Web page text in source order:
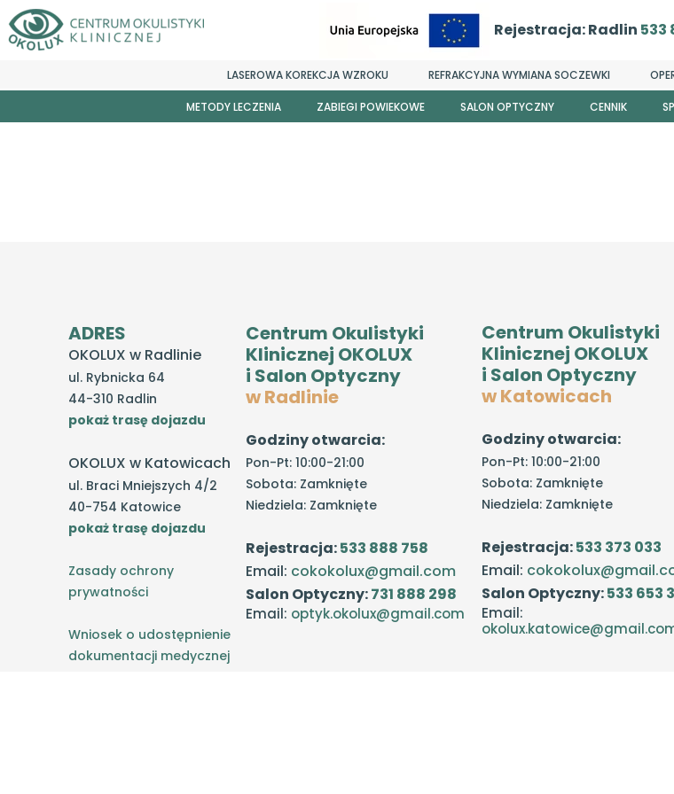
LASEROWA KOREKCJA WZROKU REFRAKCYJNA WYMIANA SOCZEWKI
Rejestracja: Radlin 533
METODY LECZENIA
Okulistyka dziecięca
Pierścienie śródrogówkowe INTACS
AMD
zobacz więcej...
ZABIEGI POWIEKOWE SALON OPTYCZNY CENNIK
Centrum Okulistyki
Klinicznej OKOLUX
i Salon Optyczny
w Radlinie
Godziny otwarcia:
Pon-Pt: 10:00-21:00
Sobota: Zamknięte
Niedziela: Zamknięte
Rejestracja:533 888 758
Email: cokokolux@gmail.com
Salon Optyczny:731 888 298
Email: optyk.okolux@gmail.com
ADRES
OKOLUX w Radlinie
ul. Rybnicka 64
44-310 Radlin
pokaż trasę dojazdu
OKOLUX w Katowicach
ul. Braci Mniejszych 4/2
40-754 Katowice
pokaż trasę dojazdu
Zasady ochrony
prywatności
Wniosek o udostępnienie
dokumentacji medycznej
Centrum Okulistyki
Klinicznej OKOLUX
i Salon Optyczny
w Katowicach
Godziny otwarcia:
Pon-Pt: 10:00-21:00
Sobota: Zamknięte
Niedziela: Zamknięte
Rejestracja:533 373 033
Email:
Salon Optyczny:533 653
Email: